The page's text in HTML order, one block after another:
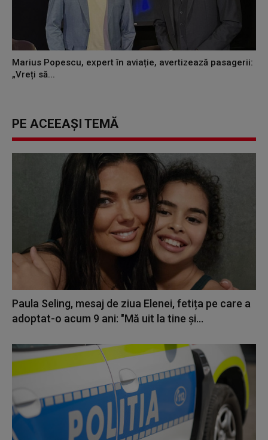
Marius Popescu, expert în aviație, avertizează pasagerii:
„Vreți să...
PE ACEEAȘI TEMĂ
Paula Seling, mesaj de ziua Elenei, fetița pe care a
adoptat-o acum 9 ani: "Mă uit la tine și...